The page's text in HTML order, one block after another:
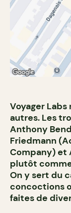
Voyager Labs
autres. Les
Anthony
Friedmann
Company) et
plutôt
On y sert du
concoctions
faites de